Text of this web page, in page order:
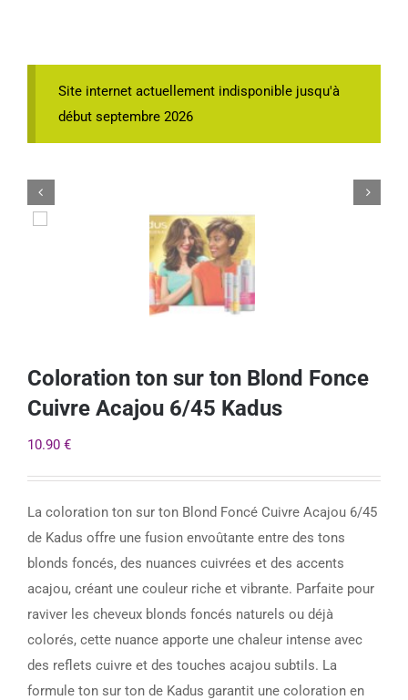
Site internet actuellement indisponible jusqu'à
début septembre 2026
 
Coloration ton sur ton Blond Fonce
Cuivre Acajou 6/45 Kadus
10.90 €
La coloration ton sur ton Blond Foncé Cuivre Acajou 6/45
de Kadus offre une fusion envoûtante entre des tons
blonds foncés, des nuances cuivrées et des accents
acajou, créant une couleur riche et vibrante. Parfaite pour
raviver les cheveux blonds foncés naturels ou déjà
colorés, cette nuance apporte une chaleur intense avec
des reflets cuivre et des touches acajou subtils. La
formule ton sur ton de Kadus garantit une coloration en